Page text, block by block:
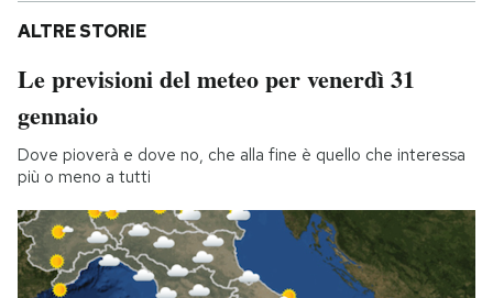
ALTRE STORIE
Le previsioni del meteo per venerdì 31
gennaio
Dove pioverà e dove no, che alla fine è quello che interessa
più o meno a tutti